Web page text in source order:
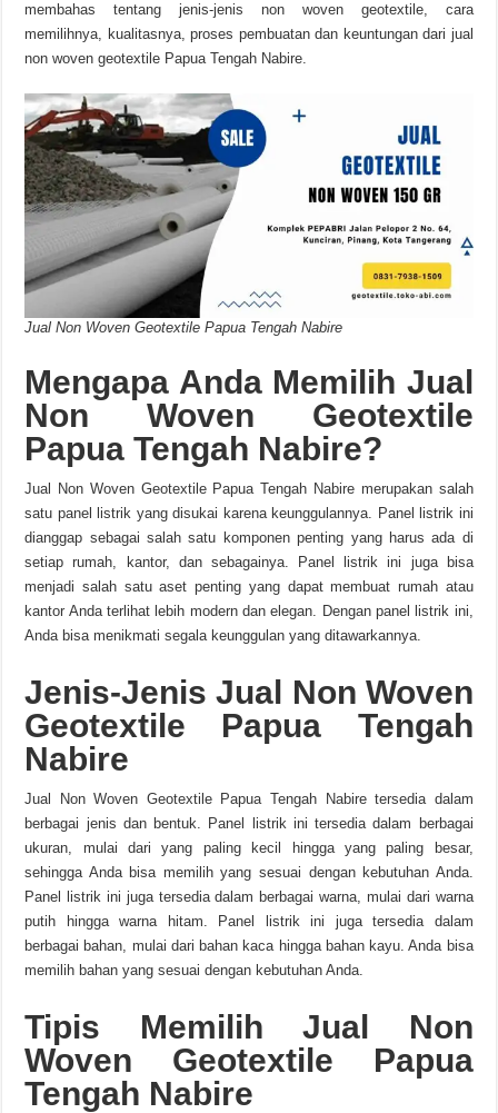
membahas tentang jenis-jenis non woven geotextile, cara
memilihnya, kualitasnya, proses pembuatan dan keuntungan dari jual
non woven geotextile Papua Tengah Nabire.
Jual Non Woven Geotextile Papua Tengah Nabire
Mengapa Anda Memilih Jual
Non Woven Geotextile
Papua Tengah Nabire?
Jual Non Woven Geotextile Papua Tengah Nabire merupakan salah
satu panel listrik yang disukai karena keunggulannya. Panel listrik ini
dianggap sebagai salah satu komponen penting yang harus ada di
setiap rumah, kantor, dan sebagainya. Panel listrik ini juga bisa
menjadi salah satu aset penting yang dapat membuat rumah atau
kantor Anda terlihat lebih modern dan elegan. Dengan panel listrik ini,
Anda bisa menikmati segala keunggulan yang ditawarkannya.
Jenis-Jenis Jual Non Woven
Geotextile Papua Tengah
Nabire
Jual Non Woven Geotextile Papua Tengah Nabire tersedia dalam
berbagai jenis dan bentuk. Panel listrik ini tersedia dalam berbagai
ukuran, mulai dari yang paling kecil hingga yang paling besar,
sehingga Anda bisa memilih yang sesuai dengan kebutuhan Anda.
Panel listrik ini juga tersedia dalam berbagai warna, mulai dari warna
putih hingga warna hitam. Panel listrik ini juga tersedia dalam
berbagai bahan, mulai dari bahan kaca hingga bahan kayu. Anda bisa
memilih bahan yang sesuai dengan kebutuhan Anda.
Tipis Memilih Jual Non
Woven Geotextile Papua
Tengah Nabire